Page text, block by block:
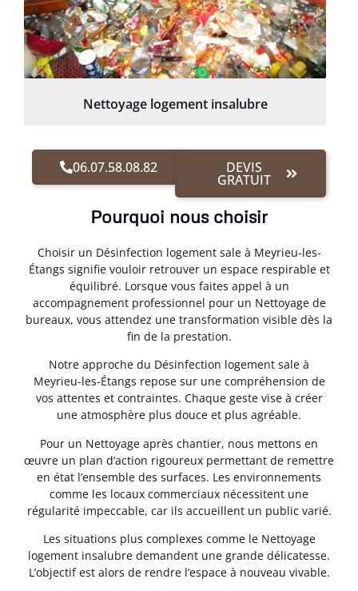
Nettoyage logement insalubre
06.07.58.08.82 DEVIS
GRATUIT
Pourquoi nous choisir
Choisir un Désinfection logement sale à Meyrieu-les-
Étangs signifie vouloir retrouver un espace respirable et
équilibré. Lorsque vous faites appel à un
accompagnement professionnel pour un Nettoyage de
bureaux, vous attendez une transformation visible dès la
fin de la prestation.
Notre approche du Désinfection logement sale à
Meyrieu-les-Étangs repose sur une compréhension de
vos attentes et contraintes. Chaque geste vise à créer
une atmosphère plus douce et plus agréable.
Pour un Nettoyage après chantier, nous mettons en
œuvre un plan d’action rigoureux permettant de remettre
en état l’ensemble des surfaces. Les environnements
comme les locaux commerciaux nécessitent une
régularité impeccable, car ils accueillent un public varié.
Les situations plus complexes comme le Nettoyage
logement insalubre demandent une grande délicatesse.
L’objectif est alors de rendre l’espace à nouveau vivable.